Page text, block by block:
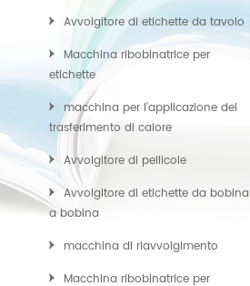
Avvolgitore di etichette da tavolo
Macchina ribobinatrice per
etichette
macchina per l'applicazione del
trasferimento di calore
Avvolgitore di pellicole
Avvolgitore di etichette da bobina
a bobina
macchina di riavvolgimento
Macchina ribobinatrice per